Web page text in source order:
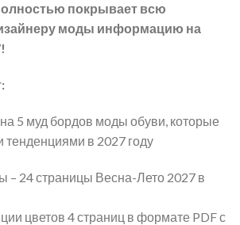
покрывает всю
моды информацию на
5 муд бордов моды обуви, которые
тенденциями в 2027 году
– 24 страницы Весна-Лето 2027 в
цветов 4 страниц в формате PDF с